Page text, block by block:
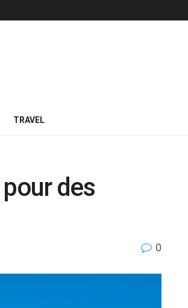
TRAVEL
des
0